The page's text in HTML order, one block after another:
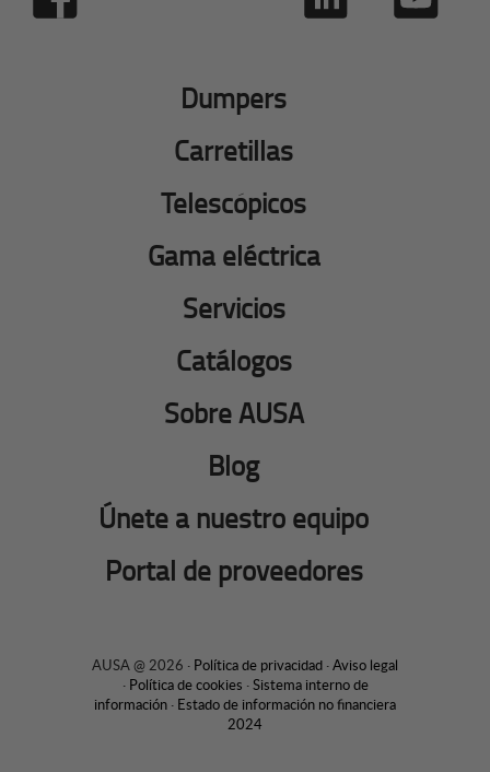
Dumpers
Carretillas
Telescópicos
Gama eléctrica
Servicios
Catálogos
Sobre AUSA
Blog
Únete a nuestro equipo
Portal de proveedores
AUSA @ 2026 · Política de privacidad ·Aviso legal
· Política de cookies ·Sistema interno de
información · Estado de información no financiera
2024